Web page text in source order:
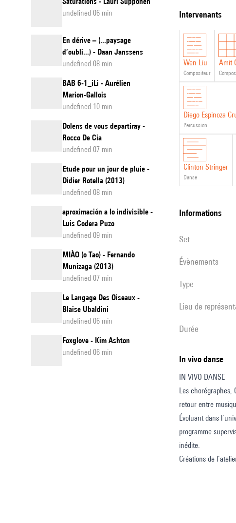
undefined 06 min
En dérive – (...paysage
d’oubli...) - Daan Janssens
undefined 08 min
BAB 6-1_iLi - Aurélien
Marion-Gallois
undefined 10 min
Dolens de vous departiray -
Rocco De Cia
undefined 07 min
Etude pour un jour de pluie -
Didier Rotella (2013)
undefined 08 min
aproximación a lo indivisible -
Luis Codera Puzo
undefined 09 min
MIÀO (o Tao) - Fernando
Munizaga (2013)
undefined 07 min
Le Langage Des Oiseaux -
Blaise Ubaldini
undefined 06 min
Foxglove - Kim Ashton
undefined 06 min
composition
percussion
et
électronique
intervenants
Wen Liu
compositeur
Amit
Diego Espinoza
percussion
Clinton Stringer
danse
informations
set
évènements
Type
Lieu de
durée
In vivo danse
IN VIVO DANSE
Les chorégraphes,
retour entre
Évoluant dans
programme
inédite.
Créations de